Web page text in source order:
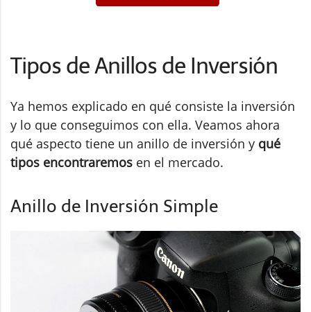
Tipos de Anillos de Inversión
Ya hemos explicado en qué consiste la inversión
y lo que conseguimos con ella. Veamos ahora
qué aspecto tiene un anillo de inversión y qué
tipos encontraremos en el mercado.
Anillo de Inversión Simple